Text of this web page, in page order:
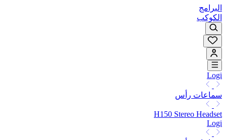
البرامج
الكوكب
Logi
سماعات رأس
H150 Stereo Headset
Logi